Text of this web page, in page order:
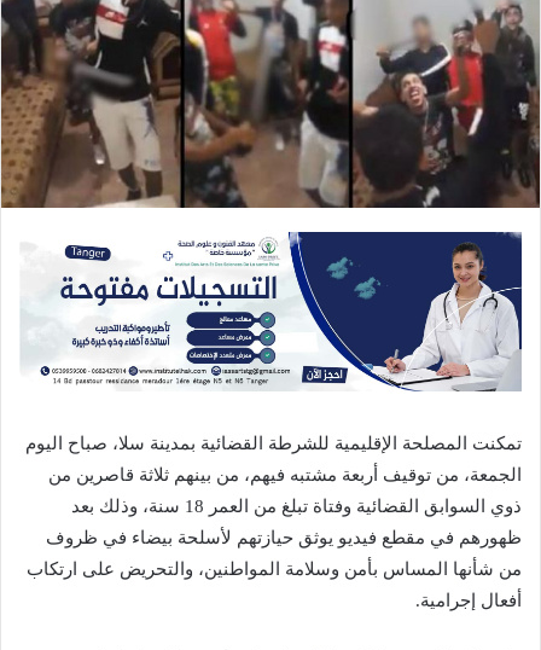
تمكنت المصلحة الإقليمية للشرطة القضائية بمدينة سلا، صباح اليوم
الجمعة، من توقيف أربعة مشتبه فيهم، من بينهم ثلاثة قاصرين من
ذوي السوابق القضائية وفتاة تبلغ من العمر 18 سنة، وذلك بعد
ظهورهم في مقطع فيديو يوثق حيازتهم لأسلحة بيضاء في ظروف
من شأنها المساس بأمن وسلامة المواطنين، والتحريض على ارتكاب
أفعال إجرامية.